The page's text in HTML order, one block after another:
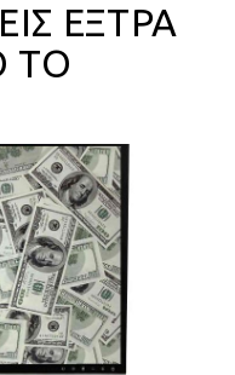
ΈΞΤΡΑ
ΤΟ